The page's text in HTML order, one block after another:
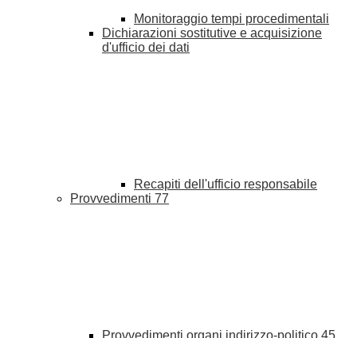
Monitoraggio tempi procedimentali
Dichiarazioni sostitutive e acquisizione
d'ufficio dei dati
Recapiti dell'ufficio responsabile
Provvedimenti 77